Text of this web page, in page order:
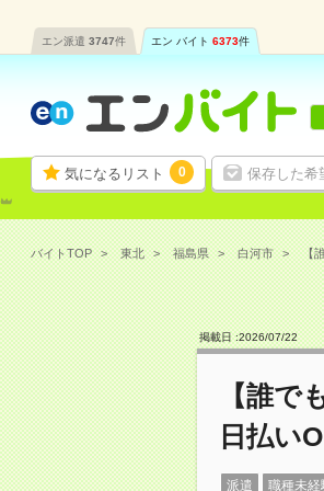
エン派遣 3747件 エン バイト 6373件
気になるリスト 0 保存した希
バイトTOP 東北 福島県 白河市 【
掲載日 :2026/07/22
【誰で
日払い
派遣 職種未経